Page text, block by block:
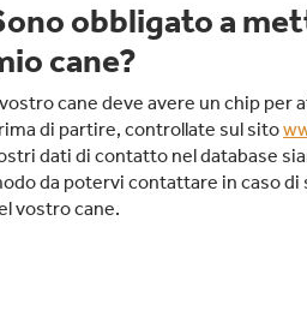
obbligato a
cane?
cane deve avere un chip per
di partire, controllate sul sito
dati di contatto nel database
da potervi contattare in caso
vostro cane.